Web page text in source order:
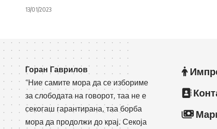
13/01/2023
Горан Гаврилов
“Ние самите мора да се избориме
за слободата на говорот, таа не е
секогаш гарантирана, таа борба
мора да продолжи до крај. Секоја